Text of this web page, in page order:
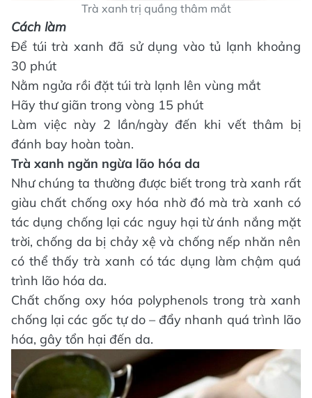
Trà xanh trị quầng thâm mắt
Cách làm
Để túi trà xanh đã sử dụng vào tủ lạnh khoảng
30 phút
Nằm ngửa rồi đặt túi trà lạnh lên vùng mắt
Hãy thư giãn trong vòng 15 phút
Làm việc này 2 lần/ngày đến khi vết thâm bị
đánh bay hoàn toàn.
Trà xanh ngăn ngừa lão hóa da
Như chúng ta thường được biết trong trà xanh rất
giàu chất chống oxy hóa nhờ đó mà trà xanh có
tác dụng chống lại các nguy hại từ ánh nắng mặt
trời, chống da bị chảy xệ và chống nếp nhăn nên
có thể thấy trà xanh có tác dụng làm chậm quá
trình lão hóa da.
Chất chống oxy hóa polyphenols trong trà xanh
chống lại các gốc tự do – đẩy nhanh quá trình lão
hóa, gây tổn hại đến da.